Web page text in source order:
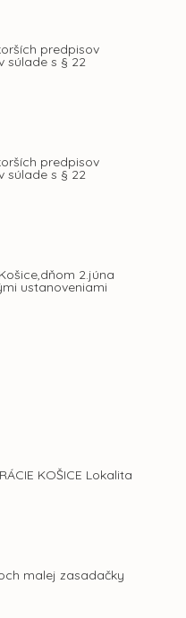
predpisov
súlade s § 22
predpisov
súlade s § 22
2.júna
ustanoveniami
KOŠICE Lokalita
malej zasadačky